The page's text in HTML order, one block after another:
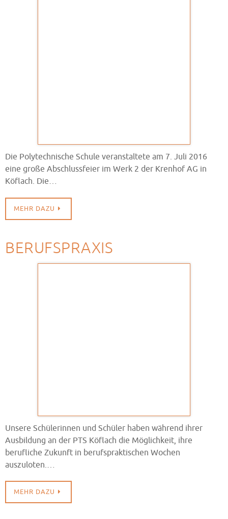
Die Polytechnische Schule veranstaltete am 7. Juli 2016
eine große Abschlussfeier im Werk 2 der Krenhof AG in
Köflach. Die…
MEHR DAZU
BERUFSPRAXIS
Unsere Schülerinnen und Schüler haben während ihrer
Ausbildung an der PTS Köflach die Möglichkeit, ihre
berufliche Zukunft in berufspraktischen Wochen
auszuloten.…
MEHR DAZU